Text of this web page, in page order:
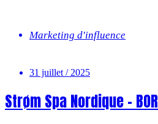
Marketing d'influence
31 juillet / 2025
Strøm Spa Nordique –